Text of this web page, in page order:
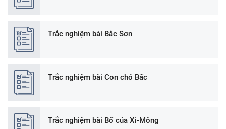
Trắc nghiệm bài Bắc Sơn
Trắc nghiệm bài Con chó Bấc
Trắc nghiệm bài Bố của Xi-Mông